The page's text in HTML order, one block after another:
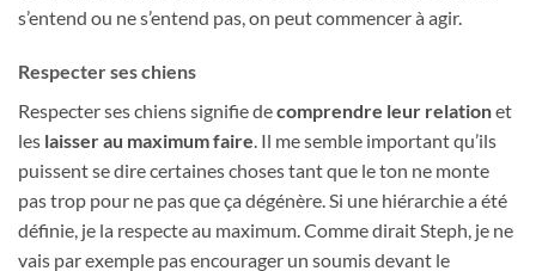
s’entend ou ne s’entend pas, on peut commencer à agir.
Respecter ses chiens
Respecter ses chiens signifie decomprendre leur relationet
les laisser au maximum faire. Il me semble important qu’ils
puissent se dire certaines choses tant que le ton ne monte
pas trop pour ne pas que ça dégénère. Si une hiérarchie a été
définie, je la respecte au maximum. Comme dirait Steph, je ne
vais par exemple pas encourager un soumis devant le